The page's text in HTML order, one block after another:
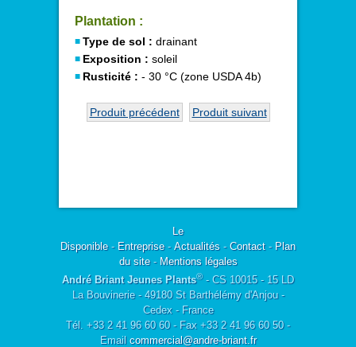
Plantation :
Type de sol : drainant
Exposition : soleil
Rusticité : - 30 °C (zone USDA 4b)
Produit précédent Produit suivant
Le
Disponible- Entreprise- Actualités - Contact- Plan
du site- Mentions légales
André Briant Jeunes Plants®- CS 10015 - 15 LD
La Bouvinerie - 49180 St Barthélémy d'Anjou -
Cedex - France
Tél. +33 2 41 96 60 60 - Fax +33 2 41 96 60 50 -
Email commercial@andre-briant.fr